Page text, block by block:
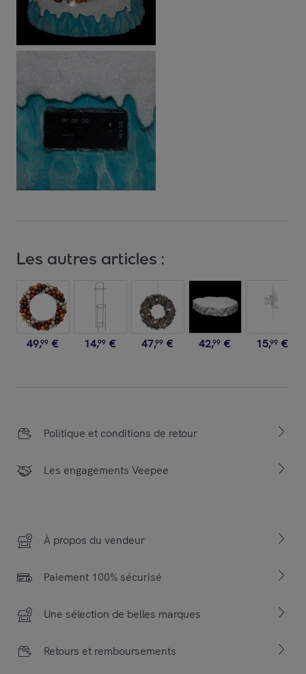
Les autres articles :
49,99 € 14,99 € 47,99 € 42,99 € 15,99 €
Politique et conditions de retour
Les engagements Veepee
À propos du vendeur
Paiement 100% sécurisé
Une sélection de belles marques
Retours et remboursements